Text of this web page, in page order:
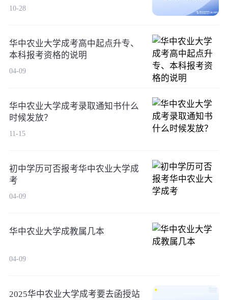
10-28
华中农业大学成考高中起点升专、
本科报考资格的说明
04-09
华中农业大学成考录取通知书什么
时候发放？
11-15
初中学历可否报考华中农业大学成
考
04-09
华中农业大学成教属几本
04-09
2025华中农业大学成考要去函授站